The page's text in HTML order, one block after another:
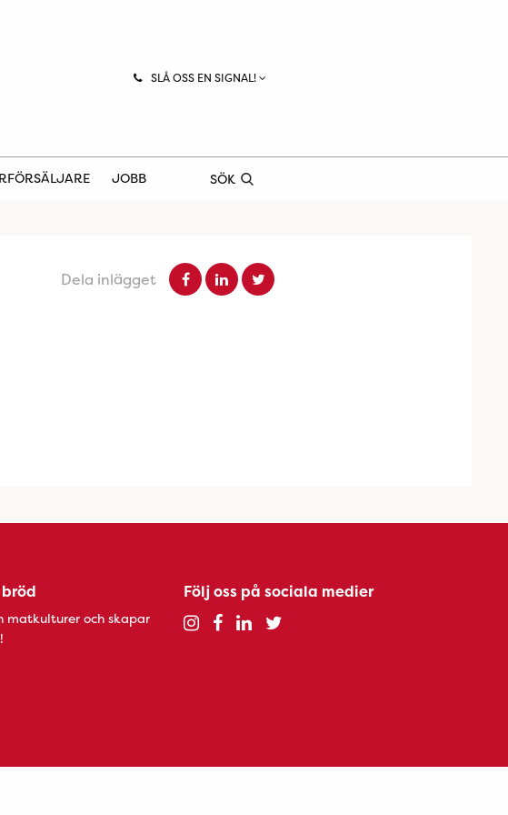
SLÅ OSS EN SIGNAL!
JOBB SÖK
Dela inlägget
matkulturer och skapar
Följ oss på sociala medier